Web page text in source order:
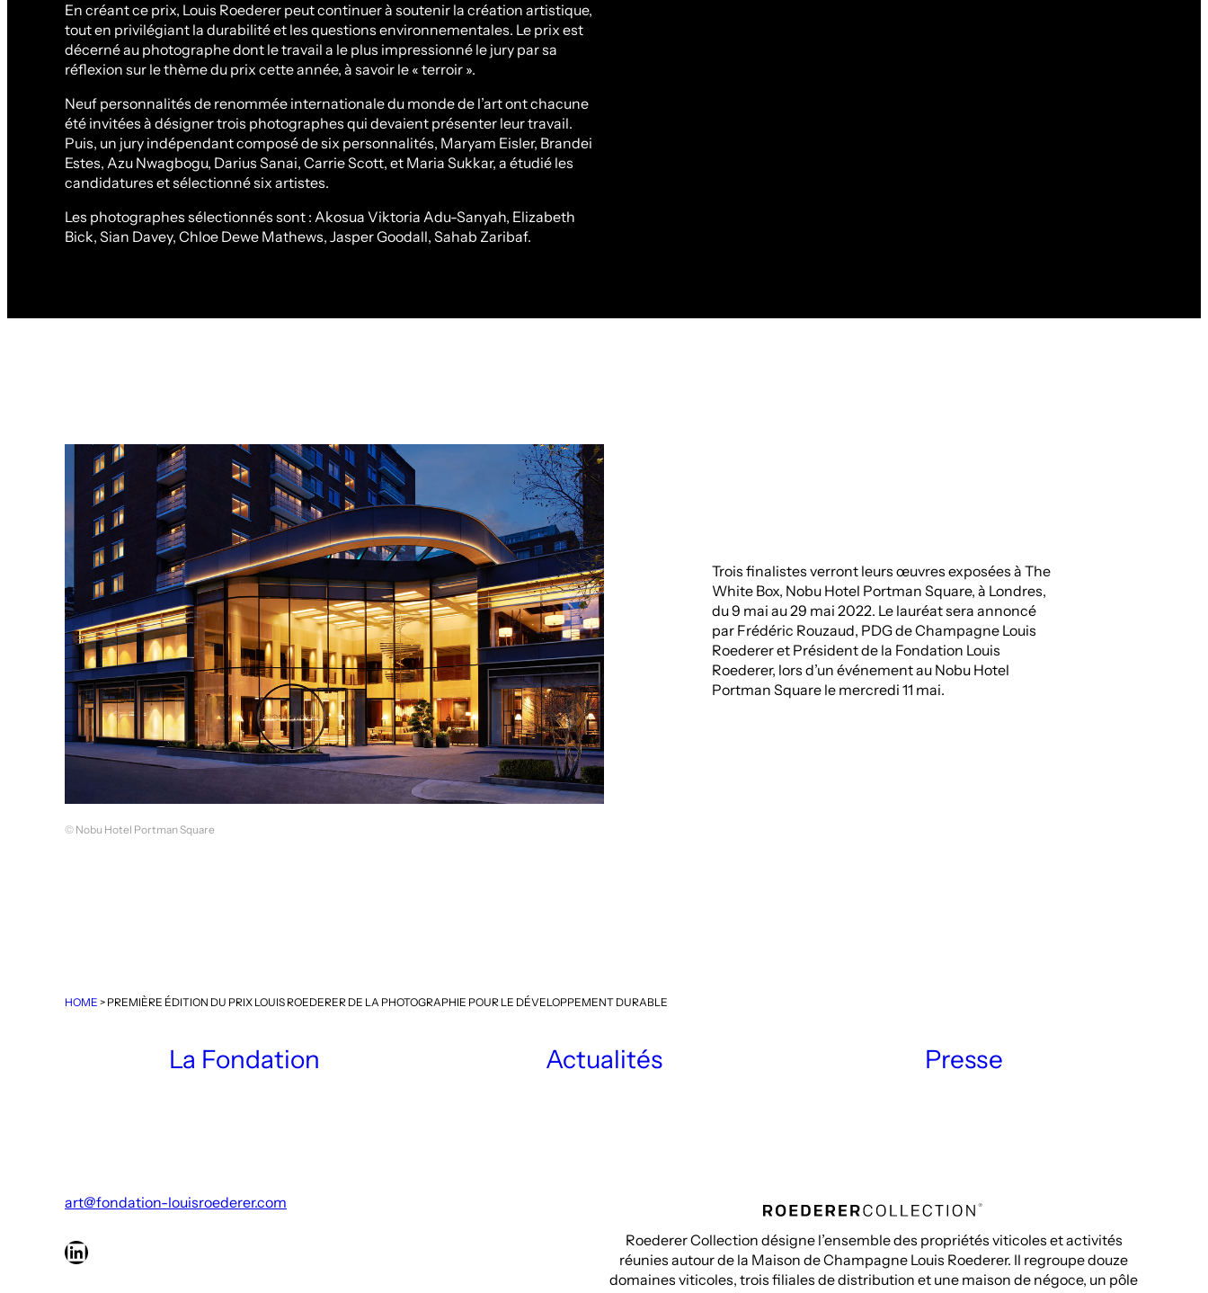
En créant ce prix, Louis Roederer peut continuer à soutenir la création artistique,
tout en privilégiant la durabilité et les questions environnementales. Le prix est
décerné au photographe dont le travail a le plus impressionné le jury par sa
réflexion sur le thème du prix cette année, à savoir le « terroir ».
Neuf personnalités de renommée internationale du monde de l’art ont chacune
été invitées à désigner trois photographes qui devaient présenter leur travail.
Puis, un jury indépendant composé de six personnalités, Maryam Eisler, Brandei
Estes, Azu Nwagbogu, Darius Sanai, Carrie Scott, et Maria Sukkar, a étudié les
candidatures et sélectionné six artistes.
Les photographes sélectionnés sont : Akosua Viktoria Adu-Sanyah, Elizabeth
Bick, Sian Davey, Chloe Dewe Mathews, Jasper Goodall, Sahab Zaribaf.
© Nobu Hotel Portman Square
Trois finalistes verront leurs œuvres exposées à The
White Box, Nobu Hotel Portman Square, à Londres,
du 9 mai au 29 mai 2022. Le lauréat sera annoncé
par Frédéric Rouzaud, PDG de Champagne Louis
Roederer et Président de la Fondation Louis
Roederer, lors d’un événement au Nobu Hotel
Portman Square le mercredi 11 mai.
HOME > PREMIÈRE ÉDITION DU PRIX LOUIS ROEDERER DE LA PHOTOGRAPHIE POUR LE DÉVELOPPEMENT DURABLE
La Fondation Actualités Presse
art@fondation-louisroederer.com
LinkedIn
Roederer Collection désigne l’ensemble des propriétés viticoles et activités
réunies autour de la Maison de Champagne Louis Roederer. Il regroupe douze
domaines viticoles, trois filiales de distribution et une maison de négoce, un pôle